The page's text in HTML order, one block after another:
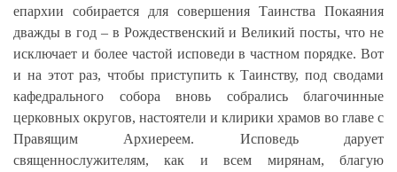
епархии собирается для совершения Таинства Покаяния
дважды в год – в Рождественский и Великий посты, что не
исключает и более частой исповеди в частном порядке. Вот
и на этот раз, чтобы приступить к Таинству, под сводами
кафедрального собора вновь собрались благочинные
церковных округов, настоятели и клирики храмов во главе с
Правящим Архиереем. Исповедь дарует
священнослужителям, как и всем мирянам, благую